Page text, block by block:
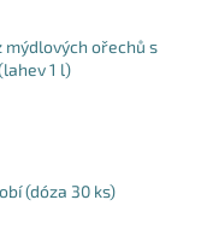
mýdlových ořechů s
1 l)
(dóza 30 ks)